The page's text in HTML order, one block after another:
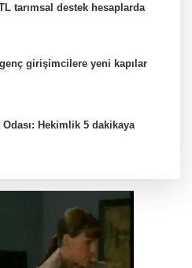
tarımsal destek hesaplarda
girişimcilere yeni kapılar
Odası: Hekimlik 5 dakikaya
destekli operasyonda 253
geçirildi